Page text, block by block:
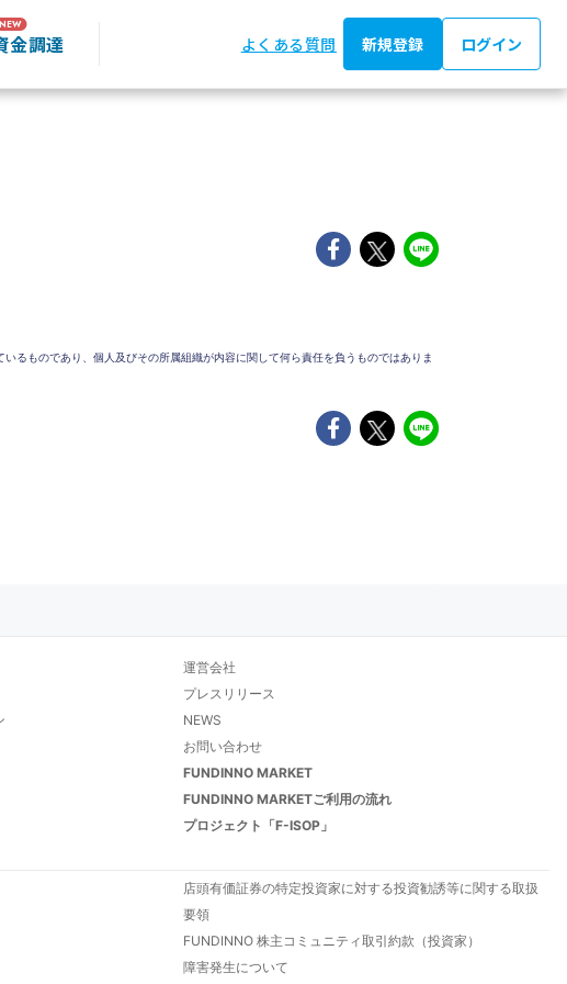
金調達 よくある質問 新規登録 ログイン
るものであり、個人及びその所属組織が内容に関して何ら責任を負うものではありま
運営会社
プレスリリース
NEWS
お問い合わせ
FUNDINNO MARKET
FUNDINNO MARKETご利用の流れ
プロジェクト「F-ISOP」
店頭有価証券の特定投資家に対する投資勧誘等に関する取扱
要領
FUNDINNO 株主コミュニティ取引約款（投資家）
障害発生について